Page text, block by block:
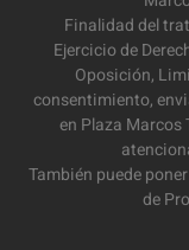
Finalidad del
Ejercicio de
Oposición,
consentimiento,
en Plaza Marcos
También puede
de